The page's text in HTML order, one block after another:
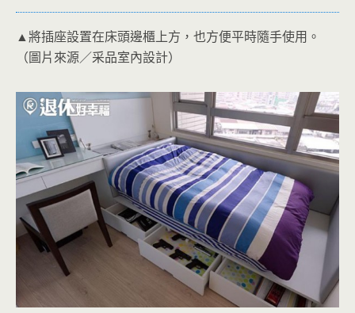
▲將插座設置在床頭邊櫃上方，也方便平時隨手使用。
（圖片來源／采品室內設計）